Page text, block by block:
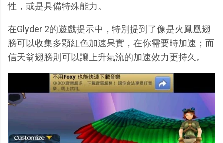
性，或是具備特殊能力。
在Glyder 2的遊戲提示中，特別提到了像是火鳳凰翅
膀可以收集多顆紅色加速果實，在你需要時加速；而
信天翁翅膀則可以讓上升氣流的加速效力更持久。